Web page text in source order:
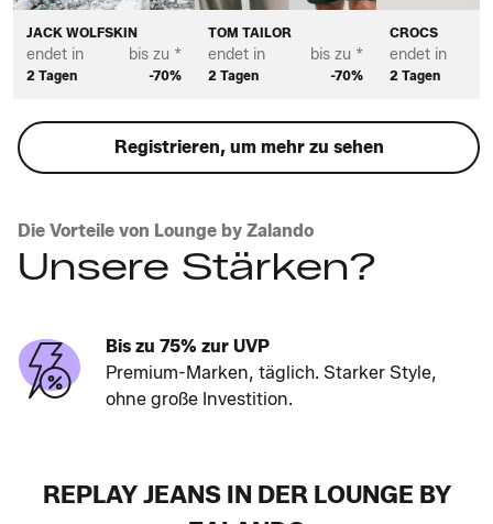
JACK WOLFSKIN
endet in
2 Tagen
bis zu *
-70%
TOM TAILOR
endet in
2 Tagen
bis zu *
-70%
CROCS
endet in
2 Tagen
Registrieren, um mehr zu sehen
Die Vorteile von Lounge by Zalando
Unsere Stärken?
Bis zu 75% zur UVP
Premium-Marken, täglich. Starker Style,
ohne große Investition.
REPLAY JEANS IN DER LOUNGE BY